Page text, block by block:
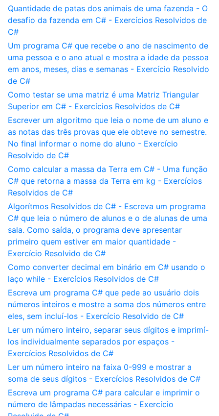
Quantidade de patas dos animais de uma fazenda - O
desafio da fazenda em C# - Exercícios Resolvidos de
C#
Um programa C# que recebe o ano de nascimento de
uma pessoa e o ano atual e mostra a idade da pessoa
em anos, meses, dias e semanas - Exercício Resolvido
de C#
Como testar se uma matriz é uma Matriz Triangular
Superior em C# - Exercícios Resolvidos de C#
Escrever um algoritmo que leia o nome de um aluno e
as notas das três provas que ele obteve no semestre.
No final informar o nome do aluno - Exercício
Resolvido de C#
Como calcular a massa da Terra em C# - Uma função
C# que retorna a massa da Terra em kg - Exercícios
Resolvidos de C#
Algorítmos Resolvidos de C# - Escreva um programa
C# que leia o número de alunos e o de alunas de uma
sala. Como saída, o programa deve apresentar
primeiro quem estiver em maior quantidade -
Exercício Resolvido de C#
Como converter decimal em binário em C# usando o
laço while - Exercícios Resolvidos de C#
Escreva um programa C# que pede ao usuário dois
números inteiros e mostre a soma dos números entre
eles, sem incluí-los - Exercício Resolvido de C#
Ler um número inteiro, separar seus dígitos e imprimí-
los individualmente separados por espaços -
Exercícios Resolvidos de C#
Ler um número inteiro na faixa 0-999 e mostrar a
soma de seus dígitos - Exercícios Resolvidos de C#
Escreva um programa C# para calcular e imprimir o
número de lâmpadas necessárias - Exercício